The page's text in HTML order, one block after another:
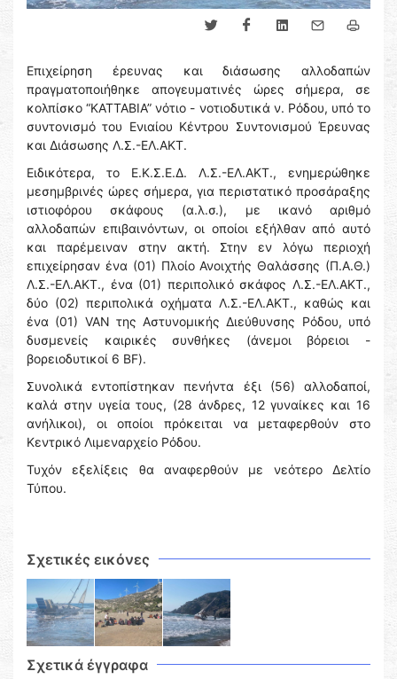
Επιχείρηση έρευνας και διάσωσης αλλοδαπών
πραγματοποιήθηκε απογευματινές ώρες σήμερα, σε
κολπίσκο “ΚΑΤΤΑΒΙΑ” νότιο - νοτιοδυτικά ν. Ρόδου, υπό το
συντονισμό του Ενιαίου Κέντρου Συντονισμού Έρευνας
και Διάσωσης Λ.Σ.-ΕΛ.ΑΚΤ.
Ειδικότερα, το Ε.Κ.Σ.Ε.Δ. Λ.Σ.-ΕΛ.ΑΚΤ., ενημερώθηκε
μεσημβρινές ώρες σήμερα, για περιστατικό προσάραξης
ιστιοφόρου σκάφους (α.λ.σ.), με ικανό αριθμό
αλλοδαπών επιβαινόντων, οι οποίοι εξήλθαν από αυτό
και παρέμειναν στην ακτή. Στην εν λόγω περιοχή
επιχείρησαν ένα (01) Πλοίο Ανοιχτής Θαλάσσης (Π.Α.Θ.)
Λ.Σ.-ΕΛ.ΑΚΤ., ένα (01) περιπολικό σκάφος Λ.Σ.-ΕΛ.ΑΚΤ.,
δύο (02) περιπολικά οχήματα Λ.Σ.-ΕΛ.ΑΚΤ., καθώς και
ένα (01) VAN της Αστυνομικής Διεύθυνσης Ρόδου, υπό
δυσμενείς καιρικές συνθήκες (άνεμοι βόρειοι -
βορειοδυτικοί 6 BF).
Συνολικά εντοπίστηκαν πενήντα έξι (56) αλλοδαποί,
καλά στην υγεία τους, (28 άνδρες, 12 γυναίκες και 16
ανήλικοι), οι οποίοι πρόκειται να μεταφερθούν στο
Κεντρικό Λιμεναρχείο Ρόδου.
Τυχόν εξελίξεις θα αναφερθούν με νεότερο Δελτίο
Τύπου.
Σχετικές εικόνες
Σχετικά έγγραφα